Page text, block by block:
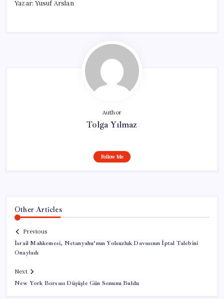
Yazar: Yusuf Arslan
Author
Tolga Yılmaz
Follow Me
Other Articles
Previous
İsrail Mahkemesi, Netanyahu’nun Yolsuzluk Davasının İptal Talebini
Onayladı
Next
New York Borsası Düşüşle Gün Sonunu Buldu